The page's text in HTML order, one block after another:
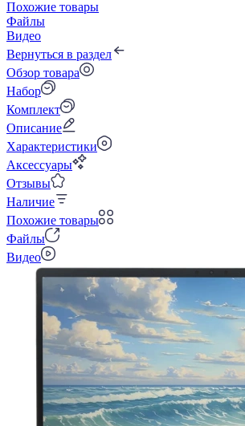
Похожие товары
Файлы
Видео
Вернуться в раздел
Обзор товара
Набор
Комплект
Описание
Характеристики
Аксессуары
Отзывы
Наличие
Похожие товары
Файлы
Видео